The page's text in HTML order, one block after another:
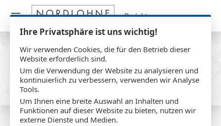
Projekte
Nordlohne Architekten und Ingenieure
Projekte
Ihre Privatsphäre ist uns wichtig!
Wir verwenden Cookies, die für den Betrieb dieser
Website erforderlich sind.
Um die Verwendung der Website zu analysieren und
kontinuierlich zu verbessern, verwenden wir Analyse
Tools.
Um Ihnen eine breite Auswahl an Inhalten und
Funktionen auf dieser Website zu bieten, nutzen wir
externe Dienste und Medien.